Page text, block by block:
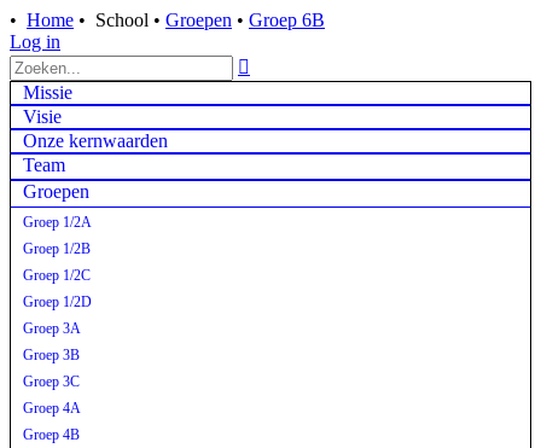
• Home • School • Groepen • Groep 6B
Log in

Missie
Visie
Onze kernwaarden
Team
Groepen
Groep 1/2A
Groep 1/2B
Groep 1/2C
Groep 1/2D
Groep 3A
Groep 3B
Groep 3C
Groep 4A
Groep 4B